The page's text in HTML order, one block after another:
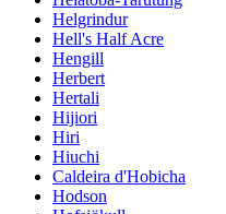
Helgrindur
Hell's Half Acre
Hengill
Herbert
Hertali
Hijiori
Hiri
Hiuchi
Caldeira d'Hobicha
Hodson